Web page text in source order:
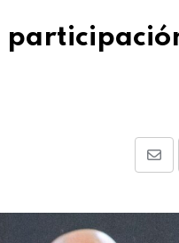
Share